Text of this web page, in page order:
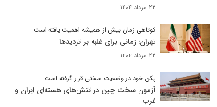
۲۲ مرداد ۱۴۰۴
کوتاهی زمان بیش از همیشه اهمیت یافته است
تهران‌؛ زمانی برای غلبه بر تردیدها
۲۲ مرداد ۱۴۰۴
پکن خود در وضعیت سختی قرار گرفته است
آزمون سخت چین در تنش‌های هسته‌ای ایران و
غرب